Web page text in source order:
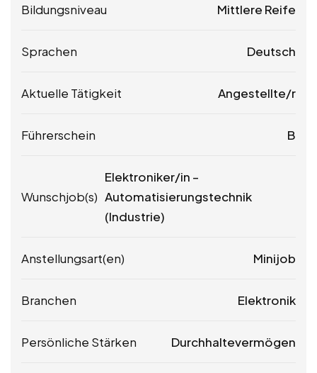
Bildungsniveau Mittlere Reife
Sprachen Deutsch
Aktuelle Tätigkeit Angestellte/r
Führerschein B
Wunschjob(s)
Elektroniker/in –
Automatisierungstechnik
(Industrie)
Anstellungsart(en) Minijob
Branchen Elektronik
Persönliche Stärken Durchhaltevermögen